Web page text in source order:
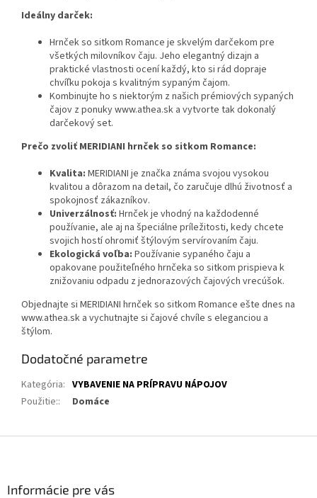
Ideálny darček:
Hrnček so sitkom Romance je skvelým darčekom pre
všetkých milovníkov čaju. Jeho elegantný dizajn a
praktické vlastnosti ocení každý, kto si rád dopraje
chvíľku pokoja s kvalitným sypaným čajom.
Kombinujte ho s niektorým z našich prémiových sypaných
čajov z ponuky www.athea.sk a vytvorte tak dokonalý
darčekový set.
Prečo zvoliť MERIDIANI hrnček so sitkom Romance:
Kvalita: MERIDIANI je značka známa svojou vysokou
kvalitou a dôrazom na detail, čo zaručuje dlhú životnosť a
spokojnosť zákazníkov.
Univerzálnosť: Hrnček je vhodný na každodenné
používanie, ale aj na špeciálne príležitosti, kedy chcete
svojich hostí ohromiť štýlovým servírovaním čaju.
Ekologická voľba: Používanie sypaného čaju a
opakovane použiteľného hrnčeka so sitkom prispieva k
znižovaniu odpadu z jednorazových čajových vrecúšok.
Objednajte si MERIDIANI hrnček so sitkom Romance ešte dnes na
www.athea.sk a vychutnajte si čajové chvíle s eleganciou a
štýlom.
Dodatočné parametre
Kategória: VYBAVENIE NA PRÍPRAVU NÁPOJOV
Použitie:: Domáce
Informácie pre vás